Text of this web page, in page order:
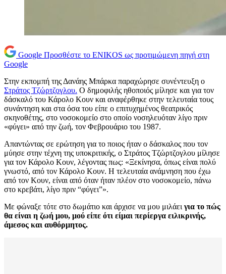
Google Προσθέστε το ENIKOS ως προτιμώμενη πηγή στη
Google
Στην εκπομπή της Δανάης Μπάρκα παραχώρησε συνέντευξη ο
Στράτος Τζώρτζογλου. Ο δημοφιλής ηθοποιός μίλησε και για τον
δάσκαλό του Κάρολο Κουν και αναφέρθηκε στην τελευταία τους
συνάντηση και στα όσα του είπε ο επιτυχημένος θεατρικός
σκηνοθέτης, στο νοσοκομείο στο οποίο νοσηλευόταν λίγο πριν
«φύγει» από την ζωή, τον Φεβρουάριο του 1987.
Απαντώντας σε ερώτηση για το ποιος ήταν ο δάσκαλος που τον
μύησε στην τέχνη της υποκριτικής, ο Στράτος Τζώρτζογλου μίλησε
για τον Κάρολο Κουν, λέγοντας πως: «Ξεκίνησα, όπως είναι πολύ
γνωστό, από τον Κάρολο Κουν. Η τελευταία ανάμνηση που έχω
από τον Κουν, είναι από όταν ήταν πλέον στο νοσοκομείο, πάνω
στο κρεβάτι, λίγο πριν “φύγει”».
Με φώναξε τότε στο δωμάτιο και άρχισε να μου μιλάει για το πώς
θα είναι η ζωή μου, μού είπε ότι είμαι περίεργα ειλικρινής,
άμεσος και αυθόρμητος.